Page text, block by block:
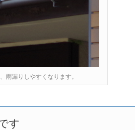
雨漏りしやすくなります。
す